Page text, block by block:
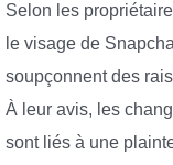
Selon les
le visage de
soupçonnent des
À leur avis, les
sont liés à une